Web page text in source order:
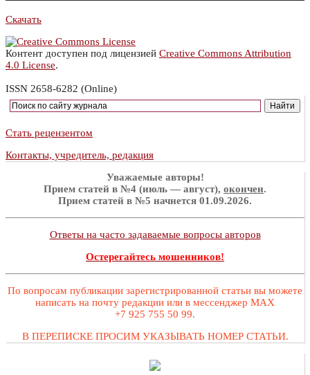
Скачать
Контент доступен под лицензией Creative Commons Attribution
4.0 License.
ISSN 2658-6282 (Online)
Стать рецензентом
Контакты, учредитель, редакция
Уважаемые авторы!
Прием статей в №4 (июль — август), окончен.
Прием статей в №5 начнется 01.09.2026.
Ответы на часто задаваемые вопросы авторов
Остерегайтесь мошенников!
По вопросам публикации зарегистрированной статьи вы можете
написать на почту редакции или в мессенджер MAX
+7 925 755 50 99.
В ПЕРЕПИСКЕ ПРОСИМ УКАЗЫВАТЬ НОМЕР СТАТЬИ.